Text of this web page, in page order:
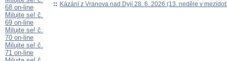
68 on-line
Milujte se! č.
69 on-line
Milujte se! č.
70 on-line
Milujte se! č.
71 on-line
:: Kázání z Vranova nad Dyjí 28. 6. 2026 (13. neděle v